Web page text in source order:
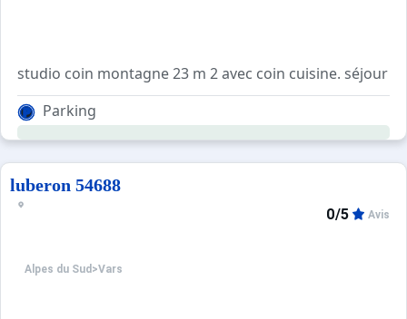
studio coin montagne 23 m 2 avec coin cuisine. séjour :
Parking
luberon 54688
Alpes du Sud >Vars
0/5 Avis